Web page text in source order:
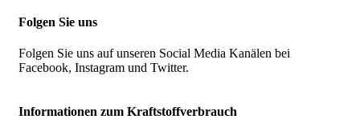
Folgen Sie uns
Folgen Sie uns auf unseren Social Media Kanälen bei
Facebook, Instagram und Twitter.
Informationen zum Kraftstoffverbrauch